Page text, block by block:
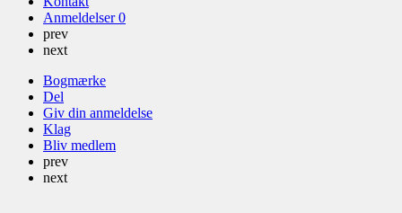
Anmeldelser0
prev
next
Bogmærke
Del
Giv din anmeldelse
Klag
Bliv medlem
prev
next